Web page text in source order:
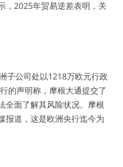
，2025年贸易逆差表明，关
子公司处以1218万欧元行政
的声明称，摩根大通提交了
全面了解其风险状况。摩根
报道，这是欧洲央行迄今为